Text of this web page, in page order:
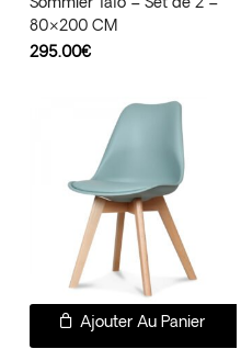
Sommier Talo – Set de 2 –
80×200 CM
295.00€
Ajouter Au Panier